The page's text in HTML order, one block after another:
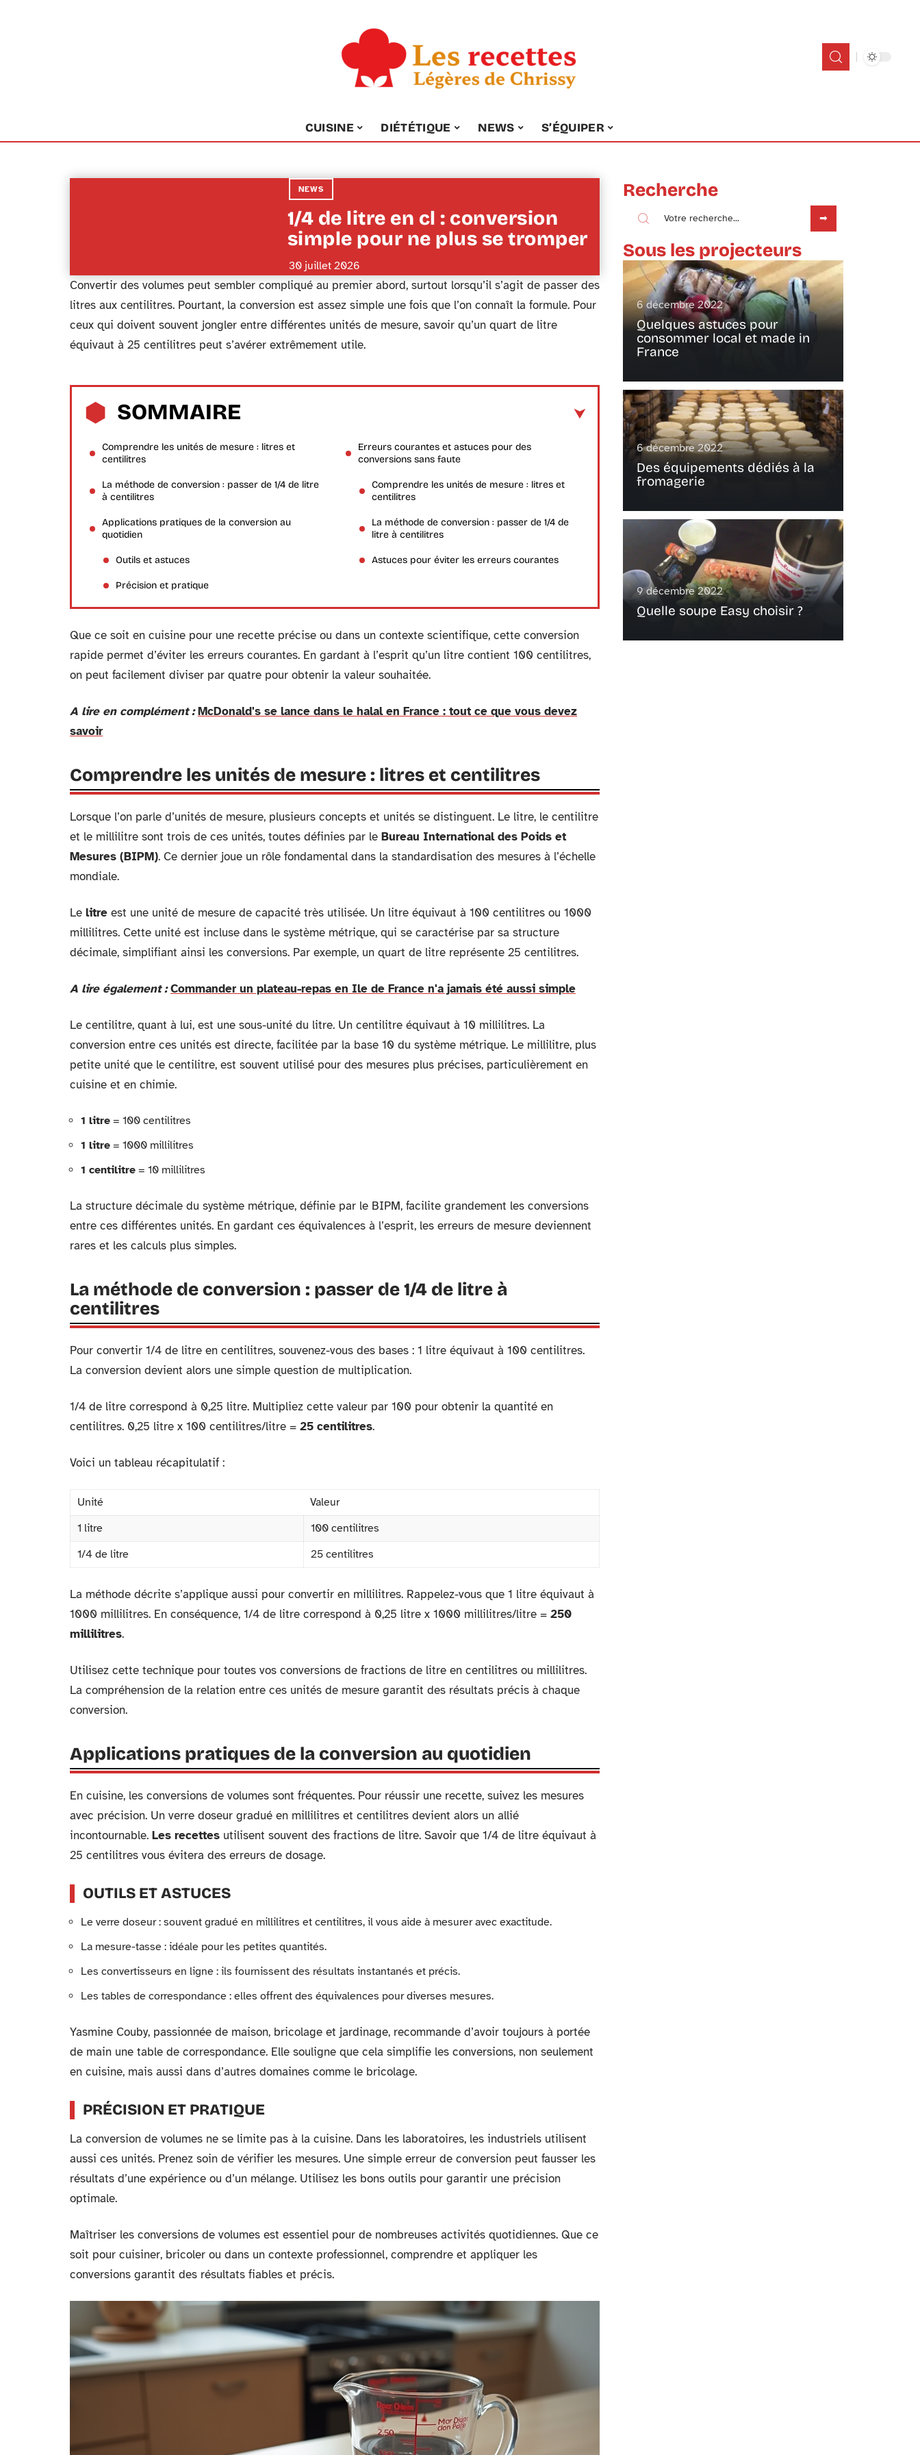
CUISINE DIÉTÉTIQUE NEWS S’ÉQUIPER
NEWS
1/4 de litre en cl : conversion
simple pour ne plus se tromper
30 juillet 2026
Convertir des volumes peut sembler compliqué au premier abord, surtout lorsqu’il s’agit de passer des
litres aux centilitres. Pourtant, la conversion est assez simple une fois que l’on connaît la formule. Pour
ceux qui doivent souvent jongler entre différentes unités de mesure, savoir qu’un quart de litre
équivaut à 25 centilitres peut s’avérer extrêmement utile.
SOMMAIRE
Comprendre les unités de mesure : litres et
centilitres
La méthode de conversion : passer de 1/4 de litre
à centilitres
Applications pratiques de la conversion au
quotidien
Outils et astuces
Précision et pratique
Erreurs courantes et astuces pour des
conversions sans faute
Comprendre les unités de mesure : litres et
centilitres
La méthode de conversion : passer de 1/4 de
litre à centilitres
Astuces pour éviter les erreurs courantes
Que ce soit en cuisine pour une recette précise ou dans un contexte scientifique, cette conversion
rapide permet d’éviter les erreurs courantes. En gardant à l’esprit qu’un litre contient 100 centilitres,
on peut facilement diviser par quatre pour obtenir la valeur souhaitée.
A lire en complément : McDonald's se lance dans le halal en France : tout ce que vous devez
savoir
Comprendre les unités de mesure : litres et centilitres
Lorsque l’on parle d’unités de mesure, plusieurs concepts et unités se distinguent. Le litre, le centilitre
et le millilitre sont trois de ces unités, toutes définies par le Bureau International des Poids et
Mesures (BIPM). Ce dernier joue un rôle fondamental dans la standardisation des mesures à l’échelle
mondiale.
Le litre est une unité de mesure de capacité très utilisée. Un litre équivaut à 100 centilitres ou 1000
millilitres. Cette unité est incluse dans le système métrique, qui se caractérise par sa structure
décimale, simplifiant ainsi les conversions. Par exemple, un quart de litre représente 25 centilitres.
A lire également : Commander un plateau-repas en Ile de France n'a jamais été aussi simple
Le centilitre, quant à lui, est une sous-unité du litre. Un centilitre équivaut à 10 millilitres. La
conversion entre ces unités est directe, facilitée par la base 10 du système métrique. Le millilitre, plus
petite unité que le centilitre, est souvent utilisé pour des mesures plus précises, particulièrement en
cuisine et en chimie.
1 litre = 100 centilitres
1 litre = 1000 millilitres
1 centilitre = 10 millilitres
La structure décimale du système métrique, définie par le BIPM, facilite grandement les conversions
entre ces différentes unités. En gardant ces équivalences à l’esprit, les erreurs de mesure deviennent
rares et les calculs plus simples.
La méthode de conversion : passer de 1/4 de litre à
centilitres
Pour convertir 1/4 de litre en centilitres, souvenez-vous des bases : 1 litre équivaut à 100 centilitres.
La conversion devient alors une simple question de multiplication.
1/4 de litre correspond à 0,25 litre. Multipliez cette valeur par 100 pour obtenir la quantité en
centilitres. 0,25 litre x 100 centilitres/litre = 25 centilitres.
Voici un tableau récapitulatif :
Unité
Valeur
1 litre
100 centilitres
1/4 de litre
25 centilitres
La méthode décrite s’applique aussi pour convertir en millilitres. Rappelez-vous que 1 litre équivaut à
1000 millilitres. En conséquence, 1/4 de litre correspond à 0,25 litre x 1000 millilitres/litre = 250
millilitres.
Utilisez cette technique pour toutes vos conversions de fractions de litre en centilitres ou millilitres.
La compréhension de la relation entre ces unités de mesure garantit des résultats précis à chaque
conversion.
Applications pratiques de la conversion au quotidien
En cuisine, les conversions de volumes sont fréquentes. Pour réussir une recette, suivez les mesures
avec précision. Un verre doseur gradué en millilitres et centilitres devient alors un allié
incontournable. Les recettes utilisent souvent des fractions de litre. Savoir que 1/4 de litre équivaut à
25 centilitres vous évitera des erreurs de dosage.
OUTILS ET ASTUCES
Le verre doseur : souvent gradué en millilitres et centilitres, il vous aide à mesurer avec exactitude.
La mesure-tasse : idéale pour les petites quantités.
Les convertisseurs en ligne : ils fournissent des résultats instantanés et précis.
Les tables de correspondance : elles offrent des équivalences pour diverses mesures.
Yasmine Couby, passionnée de maison, bricolage et jardinage, recommande d’avoir toujours à portée
de main une table de correspondance. Elle souligne que cela simplifie les conversions, non seulement
en cuisine, mais aussi dans d’autres domaines comme le bricolage.
PRÉCISION ET PRATIQUE
La conversion de volumes ne se limite pas à la cuisine. Dans les laboratoires, les industriels utilisent
aussi ces unités. Prenez soin de vérifier les mesures. Une simple erreur de conversion peut fausser les
résultats d’une expérience ou d’un mélange. Utilisez les bons outils pour garantir une précision
optimale.
Maîtriser les conversions de volumes est essentiel pour de nombreuses activités quotidiennes. Que ce
soit pour cuisiner, bricoler ou dans un contexte professionnel, comprendre et appliquer les
conversions garantit des résultats fiables et précis.
Recherche
Sous les projecteurs
6 décembre 2022
Quelques astuces pour
consommer local et made in
France
6 décembre 2022
Des équipements dédiés à la
fromagerie
9 décembre 2022
Quelle soupe Easy choisir ?